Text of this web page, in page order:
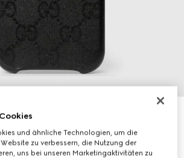
Canvas
und ähnliche Technologien, um die
zu verbessern, die Nutzung der
uns bei unseren Marketingaktivitäten zu